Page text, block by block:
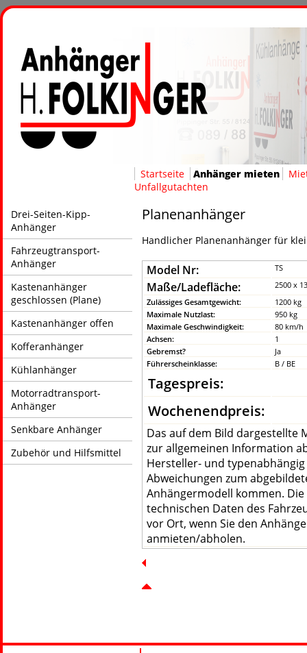
Startseite Anhänger mieten
Unfallgutachten
Drei-Seiten-Kipp-
Anhänger
Fahrzeugtransport-
Anhänger
Kastenanhänger
geschlossen (Plane)
Kastenanhänger offen
Kofferanhänger
Kühlanhänger
Motorradtransport-
Anhänger
Senkbare Anhänger
Zubehör und Hilfsmittel
Planenanhänger
Handlicher Planenanhänger für
Model Nr: TS
Maße/Ladefläche:
2500 x
Zulässiges Gesamtgewicht:
1200 kg
Maximale Nutzlast:
950 kg
Maximale Geschwindigkeit:
80 km/h
Achsen:
1
Gebremst?
Ja
Führerscheinklasse:
B / BE
Tagespreis:
Wochenendpreis:
Das auf dem Bild dargestellte
zur allgemeinen Information
Hersteller- und typenabhängig
Abweichungen zum
Anhängermodell kommen. Die
technischen Daten des
vor Ort, wenn Sie den
anmieten/abholen.